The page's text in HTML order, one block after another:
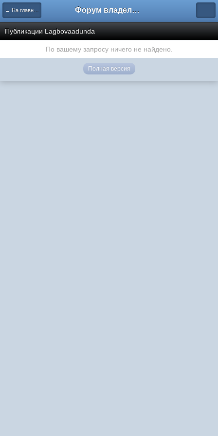
← На главную Форум владельцев интернет-магазинов
Публикации Lagbovaadunda
По вашему запросу ничего не найдено.
Полная версия